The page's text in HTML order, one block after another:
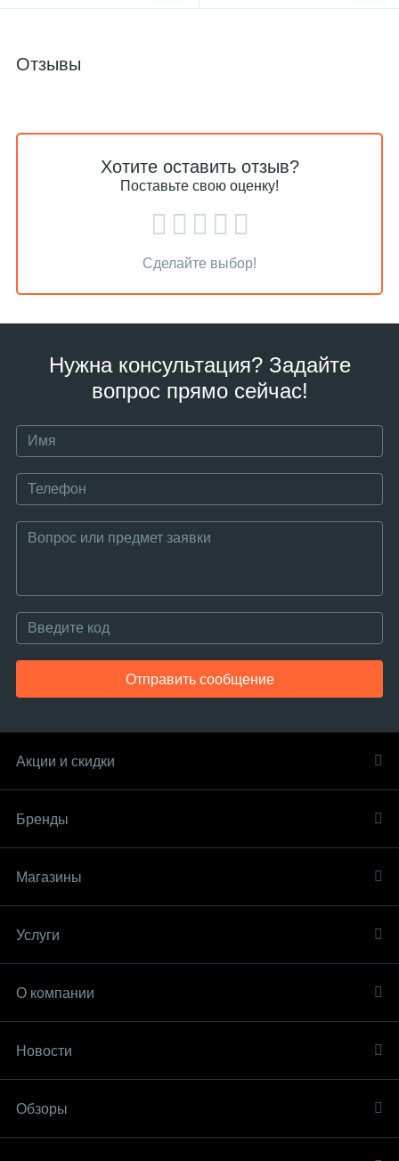
Отзывы
Хотите оставить отзыв?
Поставьте свою оценку!
Сделайте выбор!
Нужна консультация? Задайте
вопрос прямо сейчас!
Отправить сообщение
Акции и скидки
Бренды
Магазины
Услуги
О компании
Новости
Обзоры